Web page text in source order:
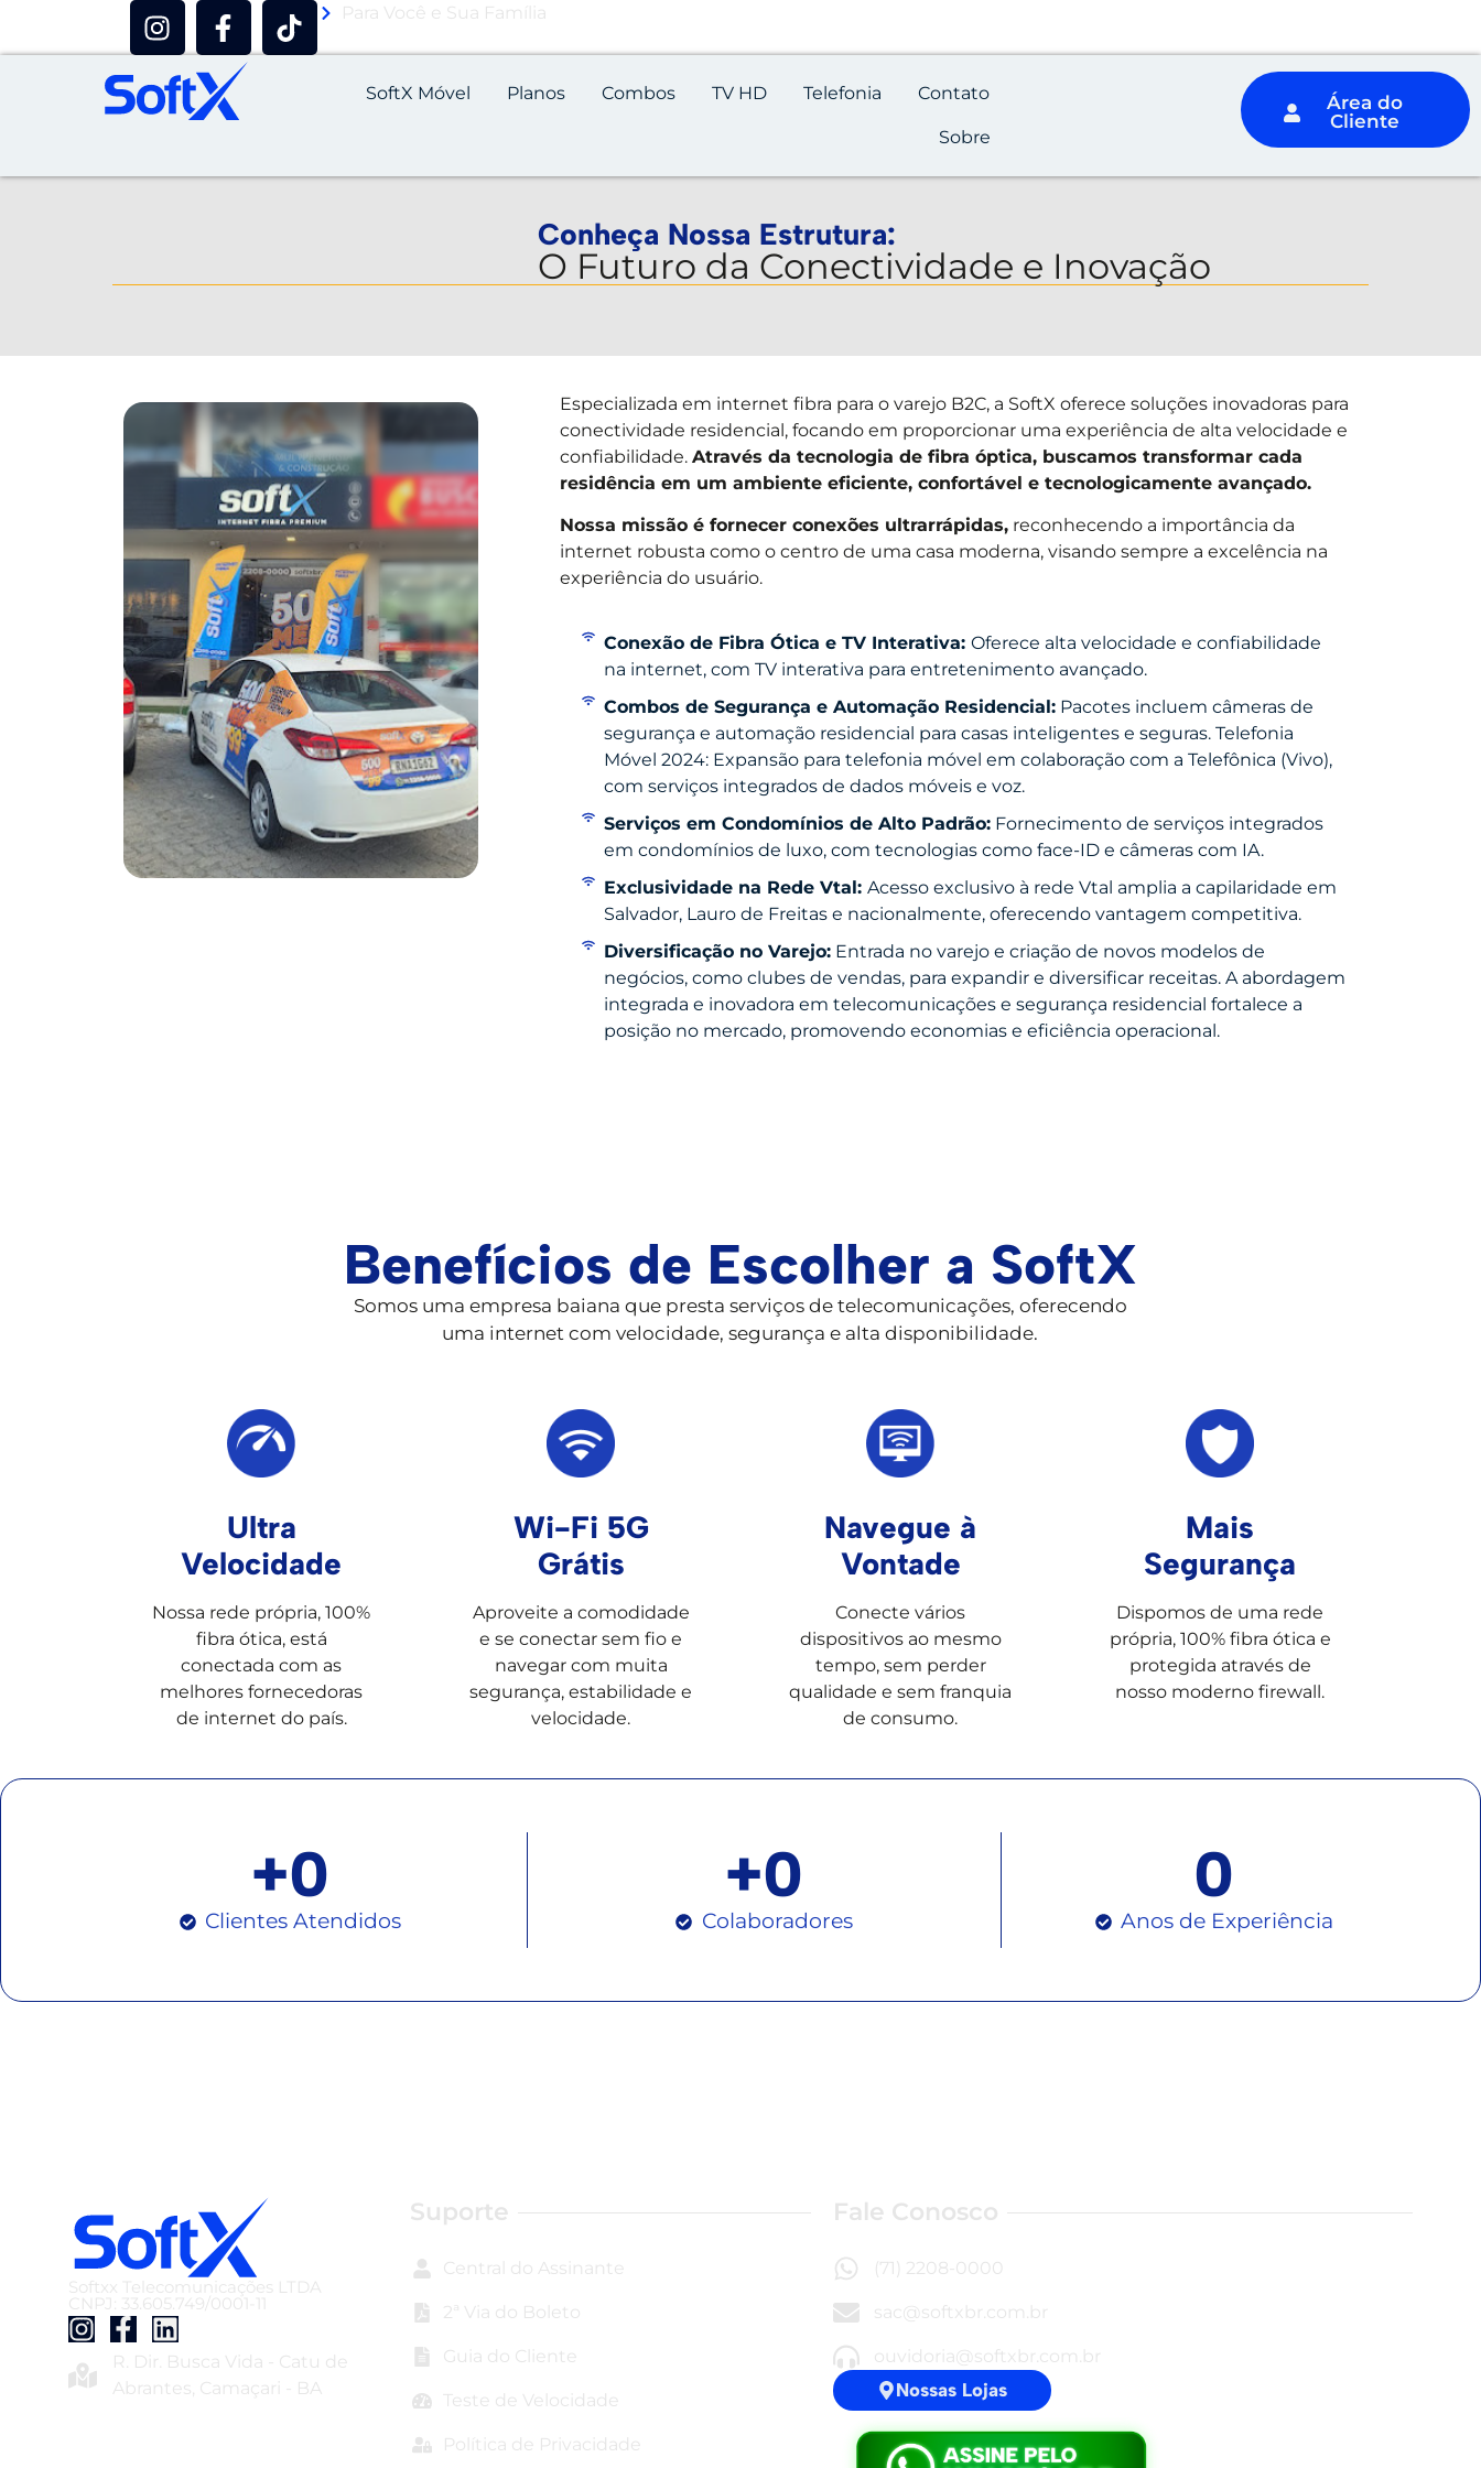
Para Você e Sua Família
SoftX Móvel Planos Combos TV HD Telefonia Contato
Sobre
Área do
Cliente
Conheça Nossa Estrutura:
O Futuro da Conectividade e Inovação
Especializada em internet fibra para o varejo B2C, a SoftX oferece soluções inovadoras para
conectividade residencial, focando em proporcionar uma experiência de alta velocidade e
confiabilidade. Através da tecnologia de fibra óptica, buscamos transformar cada
residência em um ambiente eficiente, confortável e tecnologicamente avançado.
Nossa missão é fornecer conexões ultrarrápidas, reconhecendo a importância da
internet robusta como o centro de uma casa moderna, visando sempre a excelência na
experiência do usuário.
Conexão de Fibra Ótica e TV Interativa: Oferece alta velocidade e confiabilidade
na internet, com TV interativa para entretenimento avançado.
Combos de Segurança e Automação Residencial: Pacotes incluem câmeras de
segurança e automação residencial para casas inteligentes e seguras. Telefonia
Móvel 2024: Expansão para telefonia móvel em colaboração com a Telefônica (Vivo),
com serviços integrados de dados móveis e voz.
Serviços em Condomínios de Alto Padrão: Fornecimento de serviços integrados
em condomínios de luxo, com tecnologias como face-ID e câmeras com IA.
Exclusividade na Rede Vtal: Acesso exclusivo à rede Vtal amplia a capilaridade em
Salvador, Lauro de Freitas e nacionalmente, oferecendo vantagem competitiva.
Diversificação no Varejo: Entrada no varejo e criação de novos modelos de
negócios, como clubes de vendas, para expandir e diversificar receitas. A abordagem
integrada e inovadora em telecomunicações e segurança residencial fortalece a
posição no mercado, promovendo economias e eficiência operacional.
Benefícios de Escolher a SoftX
Somos uma empresa baiana que presta serviços de telecomunicações, oferecendo
uma internet com velocidade, segurança e alta disponibilidade.
Ultra
Velocidade
Nossa rede própria, 100%
fibra ótica, está
conectada com as
melhores fornecedoras
de internet do país.
Wi-Fi 5G
Grátis
Aproveite a comodidade
e se conectar sem fio e
navegar com muita
segurança, estabilidade e
velocidade.
Navegue à
Vontade
Conecte vários
dispositivos ao mesmo
tempo, sem perder
qualidade e sem franquia
de consumo.
Mais
Segurança
Dispomos de uma rede
própria, 100% fibra ótica e
protegida através de
nosso moderno firewall.
+0
Clientes Atendidos
+0
Colaboradores
0
Anos de Experiência
Softxx Telecomunicações LTDA
CNPJ: 33.605.749/0001-11
R. Dir. Busca Vida - Catu de
Abrantes, Camaçari - BA
Suporte
Central do Assinante
2ª Via do Boleto
Guia do Cliente
Teste de Velocidade
Política de Privacidade
Fale Conosco
(71) 2208-0000
sac@softxbr.com.br
ouvidoria@softxbr.com.br
Nossas Lojas